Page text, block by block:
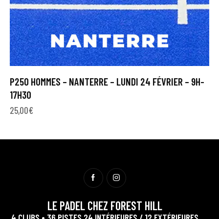
P250 HOMMES – NANTERRE – LUNDI 24 FÉVRIER – 9H-
17H30
25,00€
LE PADEL CHEZ FOREST HILL